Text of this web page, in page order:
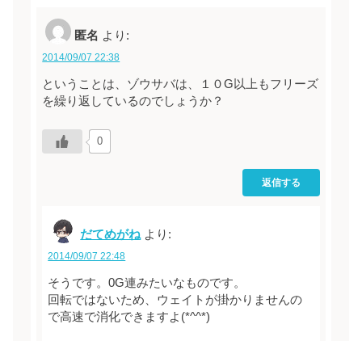
匿名 より:
2014/09/07 22:38
ということは、ゾウサバは、１０G以上もフリーズ
を繰り返しているのでしょうか？
0
返信する
だてめがね より:
2014/09/07 22:48
そうです。0G連みたいなものです。
回転ではないため、ウェイトが掛かりませんの
で高速で消化できますよ(*^^*)